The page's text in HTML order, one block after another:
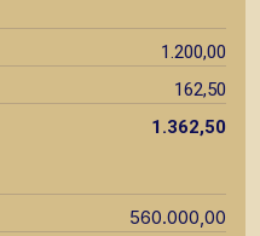
1.200,00
162,50
1.362,50
560.000,00